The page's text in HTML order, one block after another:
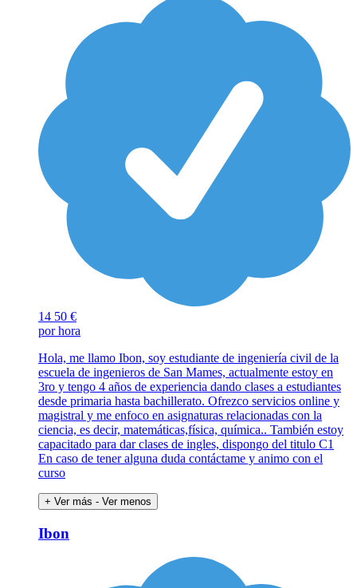
14 50 €
por hora
Hola, me llamo Ibon, soy estudiante de ingeniería civil de la
escuela de ingenieros de San Mames, actualmente estoy en
3ro y tengo 4 años de experiencia dando clases a estudiantes
desde primaria hasta bachillerato. Ofrezco servicios online y
magistral y me enfoco en asignaturas relacionadas con la
ciencia, es decir, matemáticas,física, química.. También estoy
capacitado para dar clases de ingles, dispongo del titulo C1
En caso de tener alguna duda contáctame y animo con el
curso
+ Ver más - Ver menos
Ibon